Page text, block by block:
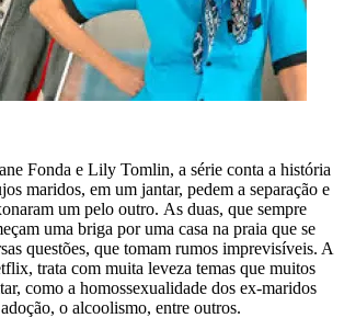
Fonda e Lily Tomlin, a série conta a história
maridos, em um jantar, pedem a separação e
um pelo outro. As duas, que sempre
uma briga por uma casa na praia que se
questões, que tomam rumos imprevisíveis. A
trata com muita leveza temas que muitos
como a homossexualidade dos ex-maridos
o alcoolismo, entre outros.